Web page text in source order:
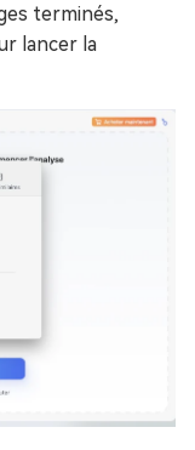
terminés,
lancer la